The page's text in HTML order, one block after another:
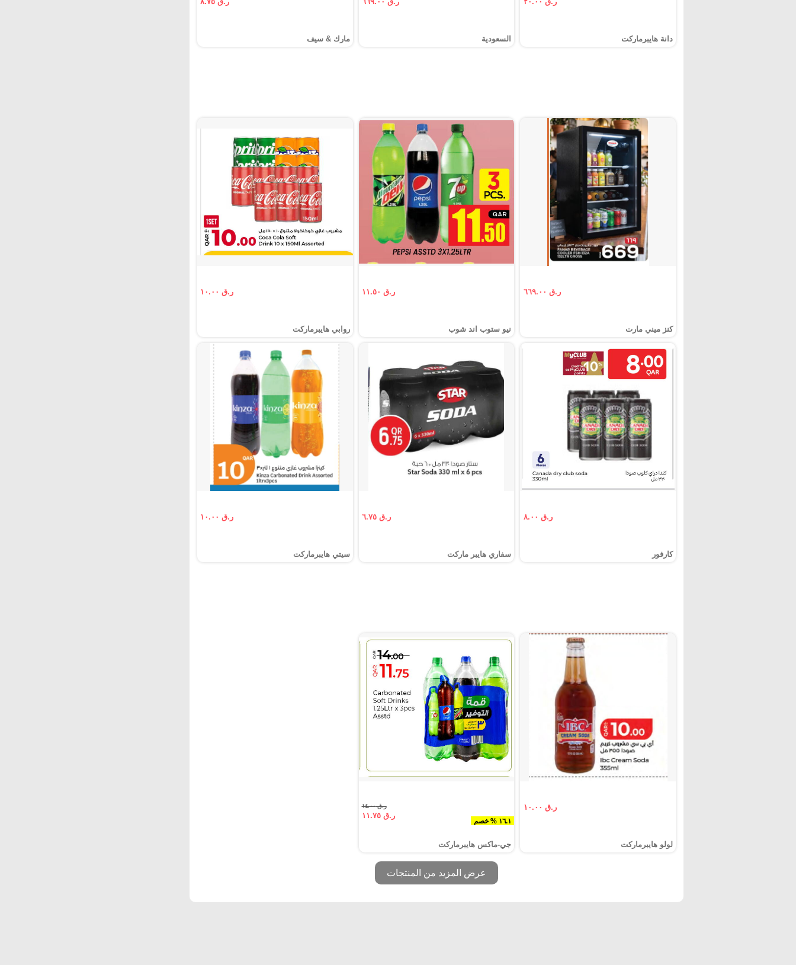
دانة هايبرماركت السعودية مارك & سيف
ر.ق ٦٦٩.٠٠
كنز ميني مارت
ر.ق ١١.٥٠
نيو ستوب اند شوب
ر.ق ١٠.٠٠
روابي هايبرماركت
ر.ق ٨.٠٠
كارفور
ر.ق ٦.٧٥
سفاري هايبر ماركت
ر.ق ١٠.٠٠
سيتي هايبرماركت
ر.ق ١٠.٠٠
لولو هايبرماركت
١٦.١ % خصم
ر.ق ١٤.٠٠
ر.ق ١١.٧٥
جي-ماكس هايبرماركت
عرض المزيد من المنتجات